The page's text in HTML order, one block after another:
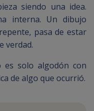
siendo una idea.
interna. Un dibujo
pasa de estar
verdad.
es solo algodón con
de algo que ocurrió.